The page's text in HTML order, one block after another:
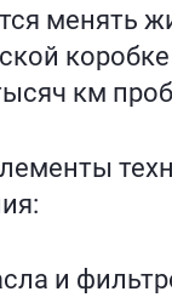
менять
км
и